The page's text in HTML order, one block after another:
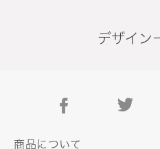
デザイン
facebook
商品について